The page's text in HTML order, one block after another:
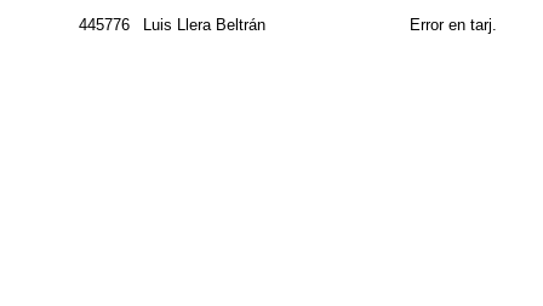
445776 Luis Llera Beltrán Error en tarj.